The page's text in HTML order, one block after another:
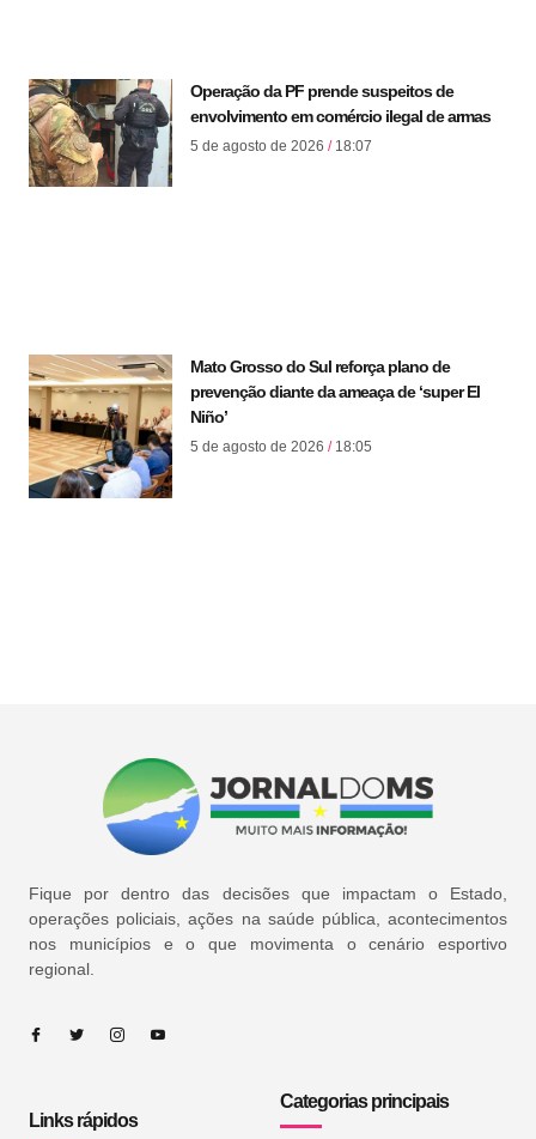
Operação da PF prende suspeitos de
envolvimento em comércio ilegal de armas
5 de agosto de 2026 18:07
Mato Grosso do Sul reforça plano de
prevenção diante da ameaça de ‘super El
Niño’
5 de agosto de 2026 18:05
Fique por dentro das decisões que impactam o Estado,
operações policiais, ações na saúde pública, acontecimentos
nos municípios e o que movimenta o cenário esportivo
regional.
Links rápidos
Categorias principais